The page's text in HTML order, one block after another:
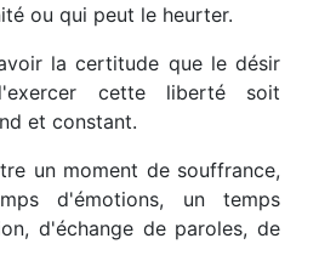
ou qui peut le heurter.
la certitude que le désir
cette liberté soit
et constant.
un moment de souffrance,
d'émotions, un temps
d'échange de paroles, de